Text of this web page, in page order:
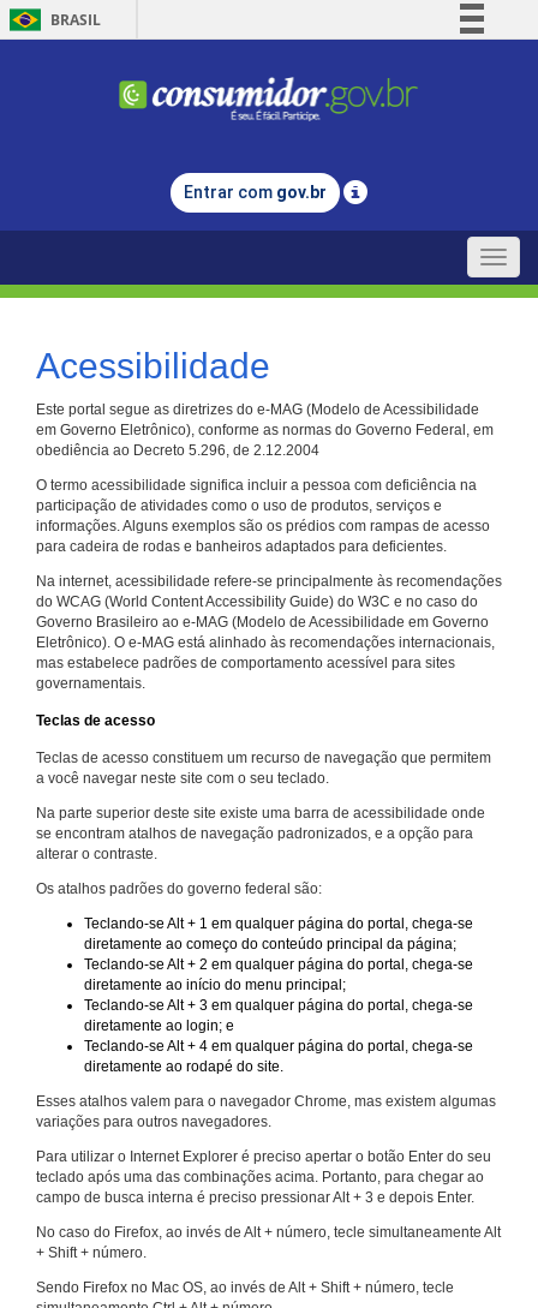
BRASIL
Comunica BR
Legislação
Entrar com gov.br
Toggle
Acessibilidade
Este portal segue as diretrizes do e-MAG (Modelo de Acessibilidade
em Governo Eletrônico), conforme as normas do Governo Federal, em
obediência ao Decreto 5.296, de 2.12.2004
O termo acessibilidade significa incluir a pessoa com deficiência na
participação de atividades como o uso de produtos, serviços e
informações. Alguns exemplos são os prédios com rampas de acesso
para cadeira de rodas e banheiros adaptados para deficientes.
Na internet, acessibilidade refere-se principalmente às recomendações
do WCAG (World Content Accessibility Guide) do W3C e no caso do
Governo Brasileiro ao e-MAG (Modelo de Acessibilidade em Governo
Eletrônico). O e-MAG está alinhado às recomendações internacionais,
mas estabelece padrões de comportamento acessível para sites
governamentais.
Teclas de acesso
Teclas de acesso constituem um recurso de navegação que permitem
a você navegar neste site com o seu teclado.
Na parte superior deste site existe uma barra de acessibilidade onde
se encontram atalhos de navegação padronizados, e a opção para
alterar o contraste.
Os atalhos padrões do governo federal são:
Teclando-se Alt + 1 em qualquer página do portal, chega-se
diretamente ao começo do conteúdo principal da página;
Teclando-se Alt + 2 em qualquer página do portal, chega-se
diretamente ao início do menu principal;
Teclando-se Alt + 3 em qualquer página do portal, chega-se
diretamente ao login; e
Teclando-se Alt + 4 em qualquer página do portal, chega-se
diretamente ao rodapé do site.
Esses atalhos valem para o navegador Chrome, mas existem algumas
variações para outros navegadores.
Para utilizar o Internet Explorer é preciso apertar o botão Enter do seu
teclado após uma das combinações acima. Portanto, para chegar ao
campo de busca interna é preciso pressionar Alt + 3 e depois Enter.
No caso do Firefox, ao invés de Alt + número, tecle simultaneamente Alt
+ Shift + número.
Sendo Firefox no Mac OS, ao invés de Alt + Shift + número, tecle